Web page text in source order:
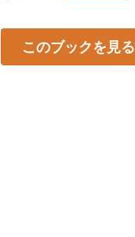
このブックを見る